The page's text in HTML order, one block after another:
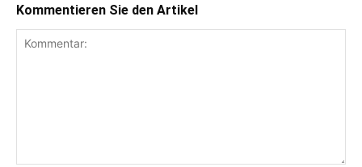
Kommentieren Sie den Artikel